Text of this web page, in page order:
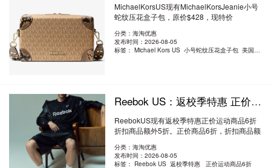
MichaelKorsUS现有MichaelKorsJeanie小号
蛇纹压花盒子包，原价$428，现特价
分类：海淘优惠
发布时间：2026-08-05
标签：Michael Kors US 小号蛇纹压花盒子包 美国转运
Reebok US：返校季特惠 正价运动商品6折 折扣商品额外5折
ReebokUS现有返校季特惠正价运动商品6折
折扣商品额外5折。正价商品6折，折扣商品额
分类：海淘优惠
发布时间：2026-08-05
标签： Reebok US 返校季特惠 正价运动商品6折